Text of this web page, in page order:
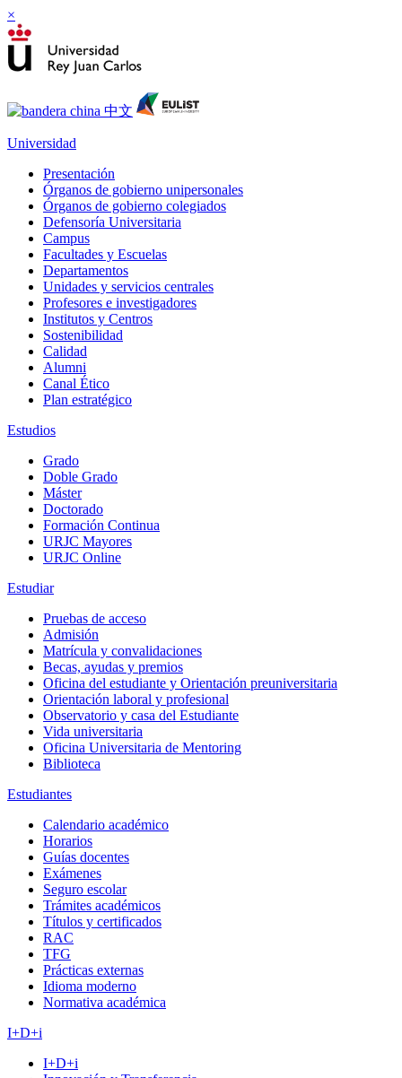
×
Universidad
Presentación
Órganos de gobierno unipersonales
Órganos de gobierno colegiados
Defensoría Universitaria
Campus
Facultades y Escuelas
Departamentos
Unidades y servicios centrales
Profesores e investigadores
Institutos y Centros
Sostenibilidad
Calidad
Alumni
Canal Ético
Plan estratégico
Estudios
Grado
Doble Grado
Máster
Doctorado
Formación Continua
URJC Mayores
URJC Online
Estudiar
Pruebas de acceso
Admisión
Matrícula y convalidaciones
Becas, ayudas y premios
Oficina del estudiante y Orientación preuniversitaria
Orientación laboral y profesional
Observatorio y casa del Estudiante
Vida universitaria
Oficina Universitaria de Mentoring
Biblioteca
Estudiantes
Calendario académico
Horarios
Guías docentes
Exámenes
Seguro escolar
Trámites académicos
Títulos y certificados
RAC
TFG
Prácticas externas
Idioma moderno
Normativa académica
I+D+i
I+D+i